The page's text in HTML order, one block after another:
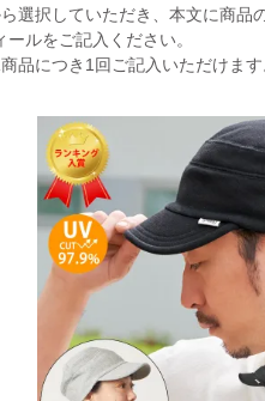
選択していただき、本文に商品
ルをご記入ください。
品につき1回ご記入いただけます